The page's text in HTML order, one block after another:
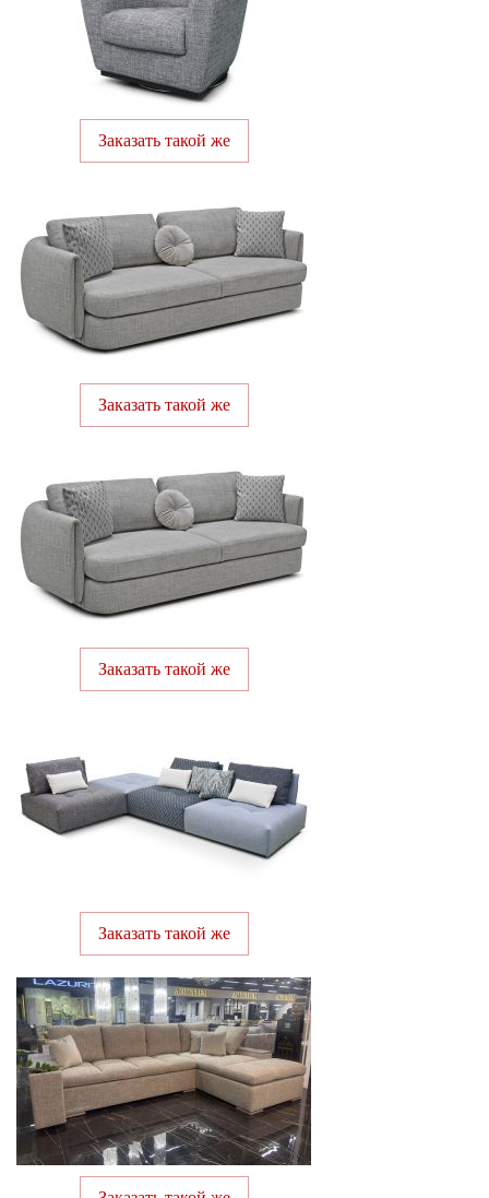
Заказать такой же
Заказать такой же
Заказать такой же
Заказать такой же